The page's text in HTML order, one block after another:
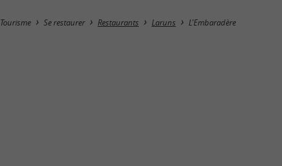
Tourisme Se restaurer Restaurants Laruns L'Embaradère